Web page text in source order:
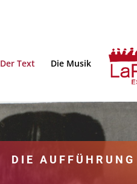
Der Text Die Musik
DIE AUFFÜHRUNG